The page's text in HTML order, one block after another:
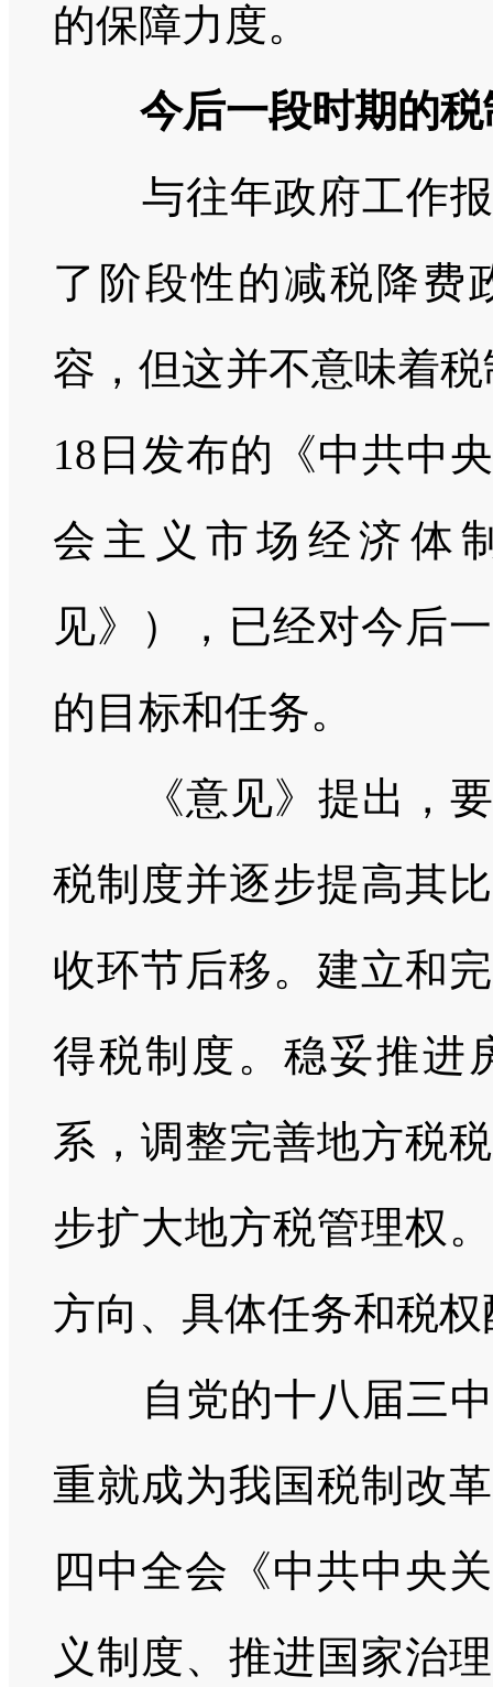
的保障力度。
今后一段时期的
与往年政府工作
了阶段性的减税降费
容，但这并不意味着
18 日发布的《中共中
会主义市场经济体
见》），已经对今后
的目标和任务。
《意见》提出，
税制度并逐步提高其
收环节后移。建立和
得税制度。稳妥推进
系，调整完善地方税
步扩大地方税管理权
方向、具体任务和税
自党的十八届三
重就成为我国税制改
四中全会《中共中央
义制度、推进国家治